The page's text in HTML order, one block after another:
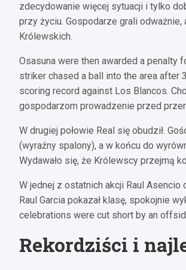
zdecydowanie więcej sytuacji i tylko
przy życiu. Gospodarze grali
Królewskich.
Osasuna were then awarded a penalty
striker chased a ball into the area after
scoring record against Los Blancos.
gospodarzom prowadzenie przed
W drugiej połowie Real się obudził.
(wyraźny spalony), a w końcu do
Wydawało się, że Królewscy przejmą
W jednej z ostatnich akcji Raul Asencio
Raul Garcia pokazał klasę, spokojnie
celebrations were cut short by an
Rekordziści i